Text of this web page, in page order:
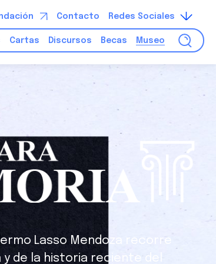
Contacto Redes Sociales
Cartas Discursos Becas Museo
Lasso Mendoza recorre
de la historia reciente del